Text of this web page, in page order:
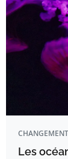
Les